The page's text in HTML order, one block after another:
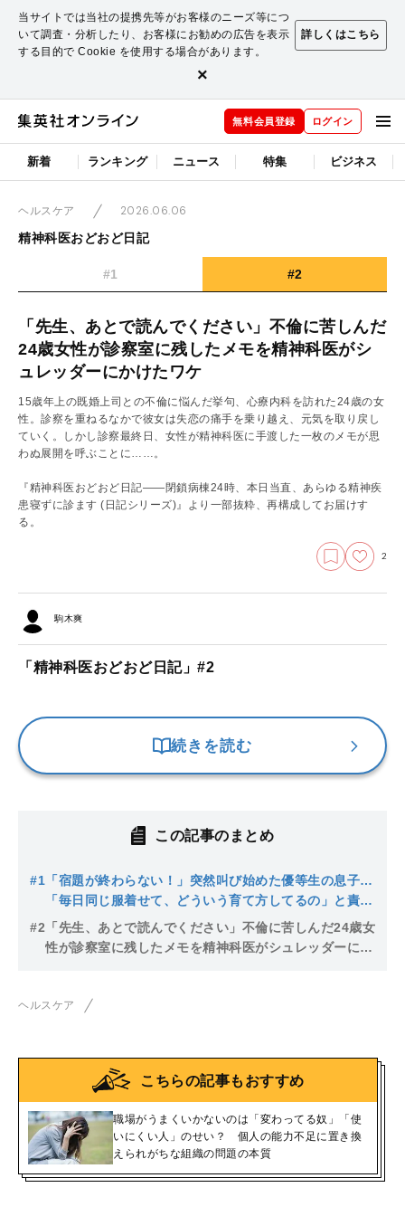
当サイトでは当社の提携先等がお客様のニーズ等につ
いて調査・分析したり、お客様にお勧めの広告を表示
する目的で Cookie を使用する場合があります。
詳しくはこちら
×
無料会員登録 ログイン
新着 ランキング ニュース 特集 ビジネス
ヘルスケア
2026.06.06
精神科医おどおど日記
#1 #2
「先生、あとで読んでください」不倫に苦しんだ
24歳女性が診察室に残したメモを精神科医がシ
ュレッダーにかけたワケ
15歳年上の既婚上司との不倫に悩んだ挙句、心療内科を訪れた24歳の女
性。診察を重ねるなかで彼女は失恋の痛手を乗り越え、元気を取り戻し
ていく。しかし診察最終日、女性が精神科医に手渡した一枚のメモが思
わぬ展開を呼ぶことに……。
『精神科医おどおど日記——閉鎖病棟24時、本日当直、あらゆる精神疾
患寝ずに診ます (日記シリーズ)』より一部抜粋、再構成してお届けす
る。
2
駒木爽
「精神科医おどおど日記」#2
続きを読む
この記事のまとめ
#1 「宿題が終わらない！」突然叫び始めた優等生の息子…
「毎日同じ服着せて、どういう育て方してるの」と責め
られ続けた母親の苦悩
#2 「先生、あとで読んでください」不倫に苦しんだ24歳女
性が診察室に残したメモを精神科医がシュレッダーにか
ヘルスケア
こちらの記事もおすすめ
職場がうまくいかないのは「変わってる奴」「使
いにくい人」のせい？ 個人の能力不足に置き換
えられがちな組織の問題の本質